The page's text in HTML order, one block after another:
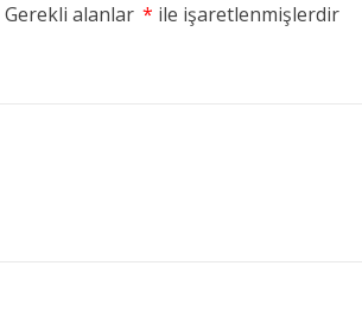
Gerekli alanlar * ile işaretlenmişlerdir